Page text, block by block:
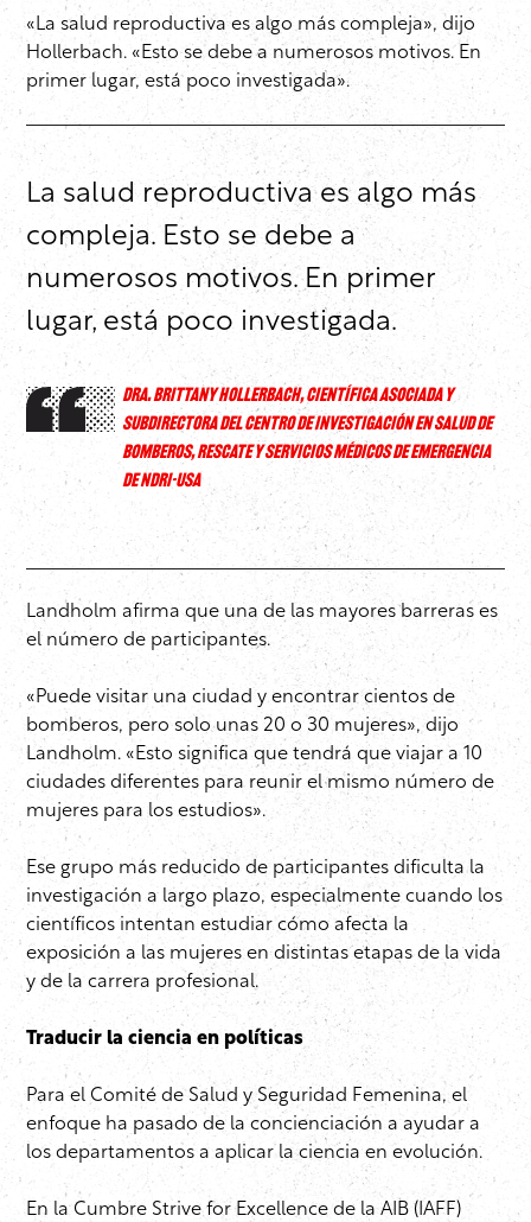
«La salud reproductiva es algo más compleja», dijo
Hollerbach. «Esto se debe a numerosos motivos. En
primer lugar, está poco investigada».
La salud reproductiva es algo más
compleja. Esto se debe a
numerosos motivos. En primer
lugar, está poco investigada.
DRA. BRITTANY HOLLERBACH, CIENTÍFICA ASOCIADA Y
SUBDIRECTORA DEL CENTRO DE INVESTIGACIÓN EN SALUD DE
BOMBEROS, RESCATE Y SERVICIOS MÉDICOS DE EMERGENCIA
DE NDRI-USA
Landholm afirma que una de las mayores barreras es
el número de participantes.
«Puede visitar una ciudad y encontrar cientos de
bomberos, pero solo unas 20 o 30 mujeres», dijo
Landholm. «Esto significa que tendrá que viajar a 10
ciudades diferentes para reunir el mismo número de
mujeres para los estudios».
Ese grupo más reducido de participantes dificulta la
investigación a largo plazo, especialmente cuando los
científicos intentan estudiar cómo afecta la
exposición a las mujeres en distintas etapas de la vida
y de la carrera profesional.
Traducir la ciencia en políticas
Para el Comité de Salud y Seguridad Femenina, el
enfoque ha pasado de la concienciación a ayudar a
los departamentos a aplicar la ciencia en evolución.
En la Cumbre Strive for Excellence de la AIB (IAFF)